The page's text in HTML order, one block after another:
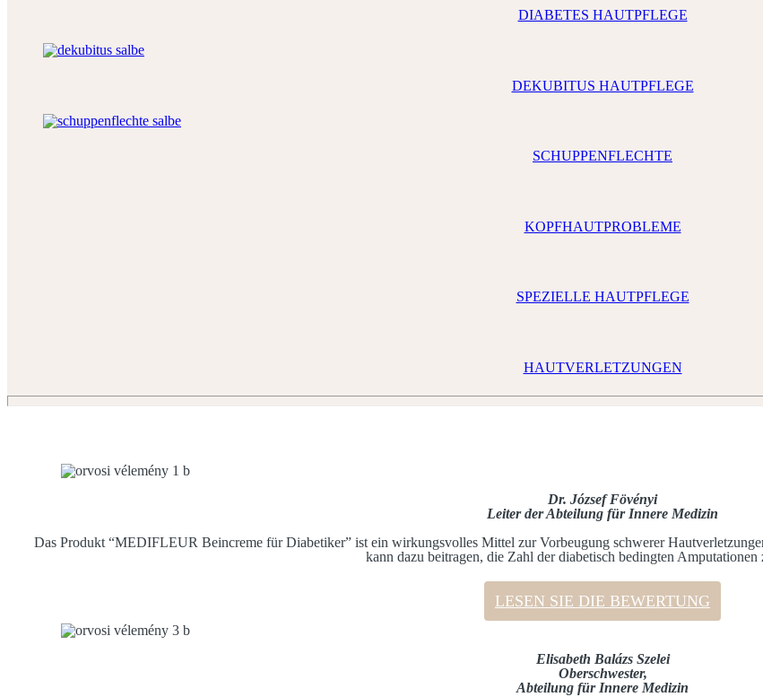
DIABETES HAUTPFLEGE
DEKUBITUS HAUTPFLEGE
SCHUPPEN­FLECHTE
KOPFHAUT­PROBLEME
SPEZIELLE HAUTPFLEGE
HAUT­VERLETZUNGEN
Dr. József Fövényi
Leiter der Abteilung für Innere Medizin
Das Produkt “MEDIFLEUR Beincreme für Diabetiker” ist ein wirkungsvolles Mittel zur Vorbeugung schwerer
kann dazu beitragen, die Zahl der diabetisch bedingten Amputationen
LESEN SIE DIE BEWERTUNG
Elisabeth Balázs Szelei
Oberschwester,
Abteilung für Innere Medizin